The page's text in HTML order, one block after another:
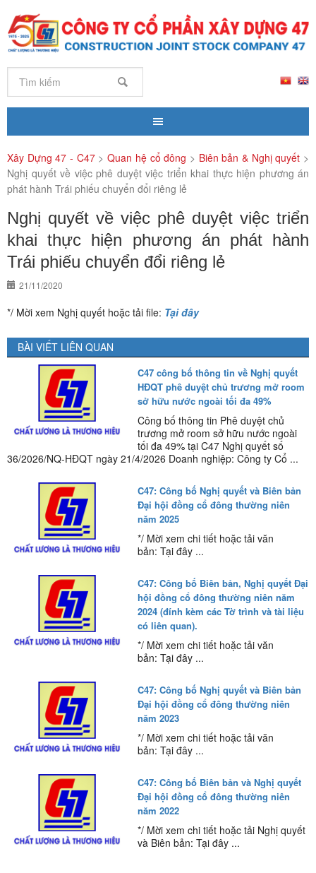
Xây Dựng 47 - C47>Quan hệ cổ đông > Biên bản & Nghị quyết >
Nghị quyết về việc phê duyệt việc triển khai thực hiện phương án
phát hành Trái phiếu chuyển đổi riêng lẻ
Nghị quyết về việc phê duyệt việc triển
khai thực hiện phương án phát hành
Trái phiếu chuyển đổi riêng lẻ
21/11/2020
*/ Mời xem Nghị quyết hoặc tải file: Tại đây
BÀI VIẾT LIÊN QUAN
C47 công bố thông tin về Nghị quyết
HĐQT phê duyệt chủ trương mở room
sở hữu nước ngoài tối đa 49%
Công bố thông tin Phê duyệt chủ
trương mở room sở hữu nước ngoài
tối đa 49% tại C47 Nghị quyết số
36/2026/NQ-HĐQT ngày 21/4/2026 Doanh nghiệp: Công ty Cổ ...
C47: Công bố Nghị quyết và Biên bản
Đại hội đồng cổ đông thường niên
năm 2025
*/ Mời xem chi tiết hoặc tải văn
bản: Tại đây ...
C47: Công bố Biên bản, Nghị quyết Đại
hội đồng cổ đông thường niên năm
2024 (đính kèm các Tờ trình và tài liệu
có liên quan).
*/ Mời xem chi tiết hoặc tải văn
bản: Tại đây ...
C47: Công bố Nghị quyết và Biên bản
Đại hội đồng cổ đông thường niên
năm 2023
*/ Mời xem chi tiết hoặc tải văn
bản: Tại đây ...
C47: Công bố Biên bản và Nghị quyết
Đại hội đồng cổ đông thường niên
năm 2022
*/ Mời xem chi tiết hoặc tải Nghị quyết
và Biên bản: Tại đây ...